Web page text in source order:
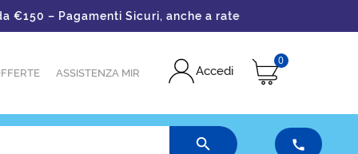
– Pagamenti Sicuri, anche a rate
ASSISTENZA MIR Accedi
0
 